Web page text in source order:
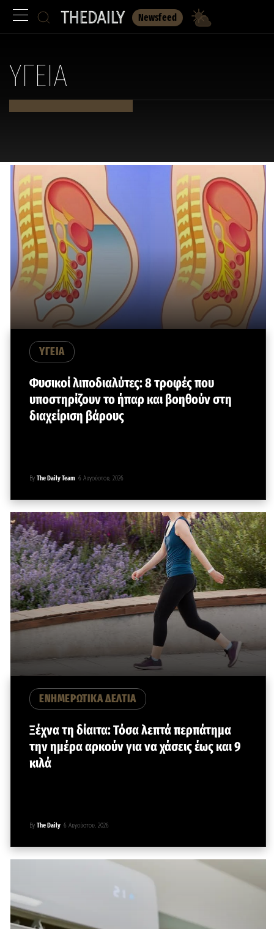
Newsfeed
ΥΓΕΙΑ
ΥΓΕΙΑ
Φυσικοί λιποδιαλύτες: 8 τροφές που
υποστηρίζουν το ήπαρ και βοηθούν στη
διαχείριση βάρους
By The Daily Team 6 Αυγούστου, 2026
ΕΝΗΜΕΡΩΤΙΚΑ ΔΕΛΤΙΑ
Ξέχνα τη δίαιτα: Τόσα λεπτά περπάτημα
την ημέρα αρκούν για να χάσεις έως και 9
κιλά
By The Daily 6 Αυγούστου, 2026